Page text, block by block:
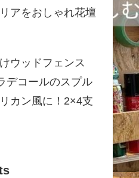
アをおしゃれ花壇
ウッドフェンス
デコールのスプル
カン風に！2×4支